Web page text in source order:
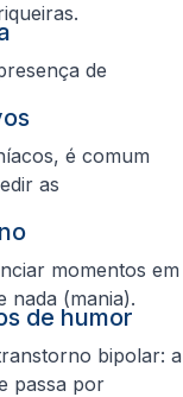
de
é comum
as
momentos em
nada (mania).
de humor
bipolar: a
passa por